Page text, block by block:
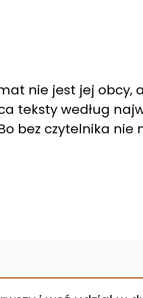
nie jest jej obcy,
teksty według
bez czytelnika nie